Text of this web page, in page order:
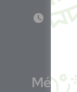
Lun
México